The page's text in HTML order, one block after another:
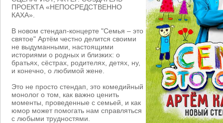
ПРОЕКТА «НЕПОСРЕДСТВЕННО
КАХА».
В новом стендап-концерте "Семья – это
святое" Артём честно делится своими
не выдуманными, настоящими
историями о родных и близких: о
братьях, сёстрах, родителях, детях, ну,
и конечно, о любимой жене.
Это не просто стендап, это комедийный
монолог о том, как важно ценить
моменты, проведенные с семьей, и как
юмор может помогать нам справляться
с любыми трудностями.